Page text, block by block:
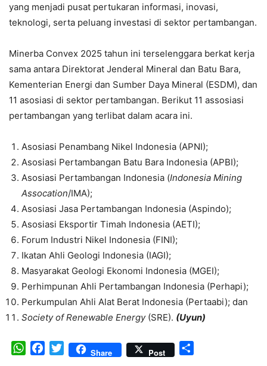
yang menjadi pusat pertukaran informasi, inovasi,
teknologi, serta peluang investasi di sektor pertambangan.
Minerba Convex 2025 tahun ini terselenggara berkat kerja
sama antara Direktorat Jenderal Mineral dan Batu Bara,
Kementerian Energi dan Sumber Daya Mineral (ESDM), dan
11 asosiasi di sektor pertambangan. Berikut 11 assosiasi
pertambangan yang terlibat dalam acara ini.
Asosiasi Penambang Nikel Indonesia (APNI);
Asosiasi Pertambangan Batu Bara Indonesia (APBI);
Asosiasi Pertambangan Indonesia (Indonesia Mining
Assocation/IMA);
Asosiasi Jasa Pertambangan Indonesia (Aspindo);
Asosiasi Eksportir Timah Indonesia (AETI);
Forum Industri Nikel Indonesia (FINI);
Ikatan Ahli Geologi Indonesia (IAGI);
Masyarakat Geologi Ekonomi Indonesia (MGEI);
Perhimpunan Ahli Pertambangan Indonesia (Perhapi);
Perkumpulan Ahli Alat Berat Indonesia (Pertaabi); dan
Society of Renewable Energy(SRE). (Uyun)
WhatsAppFacebook
TwitterShare Post